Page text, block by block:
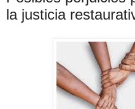
la justicia